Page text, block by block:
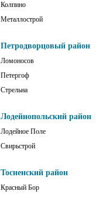
Колпино
Металлострой
Петродворцовый район
Ломоносов
Петергоф
Стрельна
Лодейнопольский район
Лодейное Поле
Свирьстрой
Тосненский район
Красный Бор